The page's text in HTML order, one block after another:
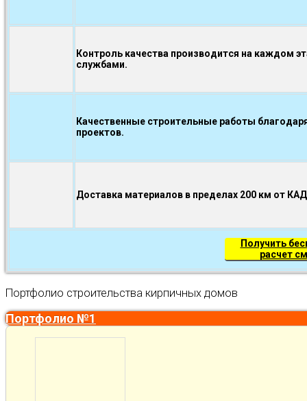
Контроль качества производится на каждом
службами.
Качественные строительные работы
проектов.
Доставка материалов в пределах 200 км от
Получить
расчет
Портфолио строительства кирпичных домов
Портфолио №1